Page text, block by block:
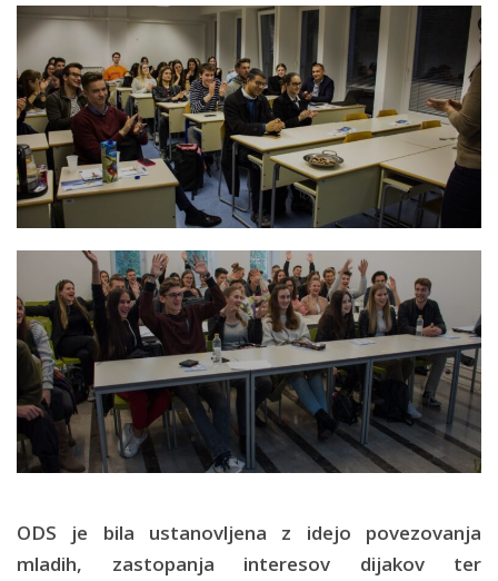
ODS je bila ustanovljena z idejo povezovanja
mladih, zastopanja interesov dijakov ter